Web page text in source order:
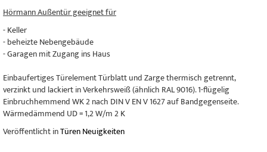
Hörmann Außentür geeignet für
- Keller
- beheizte Nebengebäude
- Garagen mit Zugang ins Haus
Einbaufertiges Türelement Türblatt und Zarge thermisch getrennt,
verzinkt und lackiert in Verkehrsweiß (ähnlich RAL 9016). 1-flügelig
Einbruchhemmend WK 2 nach DIN V EN V 1627 auf Bandgegenseite.
Wärmedämmend UD = 1,2 W/m 2 K
Veröffentlicht inTüren Neuigkeiten